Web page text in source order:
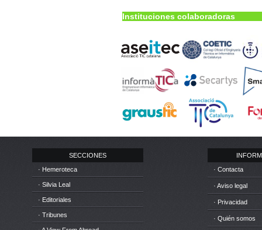
Instituciones colaboradoras
SECCIONES
· Hemeroteca
· Silvia Leal
· Editoriales
· Tribunes
· Contacta
· Aviso legal
· Privacidad
· Quién somos